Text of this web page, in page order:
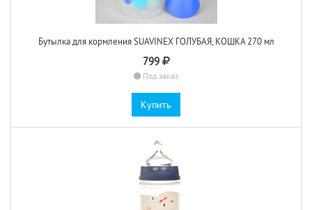
Бутылка для кормления SUAVINEX ГОЛУБАЯ, КОШКА 270 мл
799
Под заказ
Купить